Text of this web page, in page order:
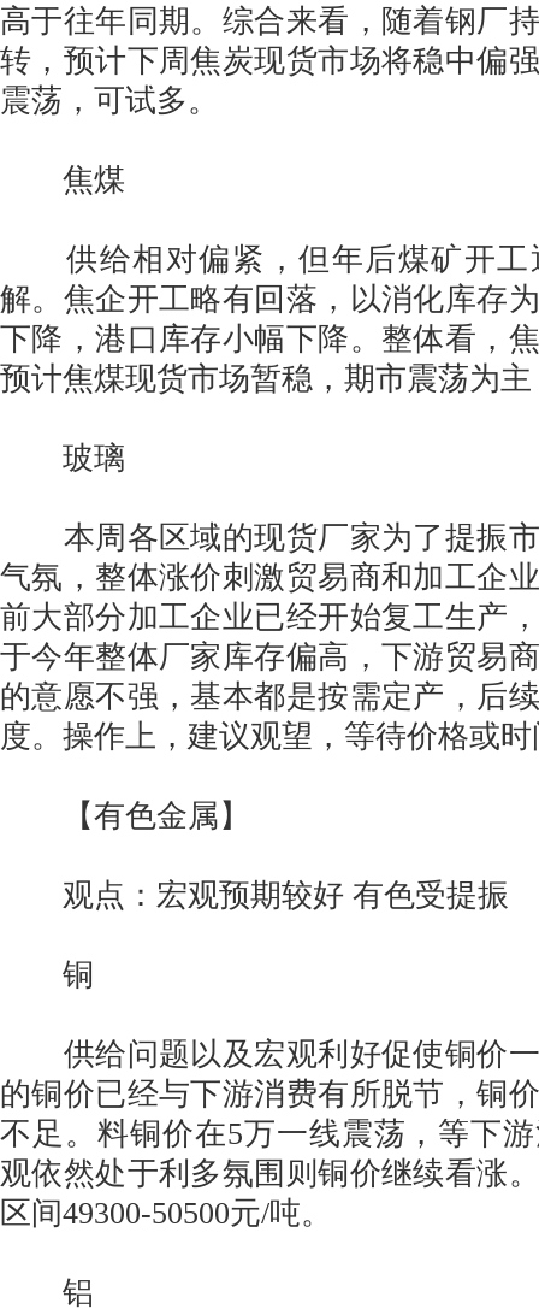
高于往年同期。综合来看，随着钢厂
转，预计下周焦炭现货市场将稳中偏
震荡，可试多。
焦煤
供给相对偏紧，但年后煤矿开工
解。焦企开工略有回落，以消化库存
下降，港口库存小幅下降。整体看，
预计焦煤现货市场暂稳，期市震荡为
玻璃
本周各区域的现货厂家为了提振市
气氛，整体涨价刺激贸易商和加工企
前大部分加工企业已经开始复工生产
于今年整体厂家库存偏高，下游贸易
的意愿不强，基本都是按需定产，后
度。操作上，建议观望，等待价格或
【有色金属】
观点：宏观预期较好 有色受提振
铜
供给问题以及宏观利好促使铜价一
的铜价已经与下游消费有所脱节，铜
不足。料铜价在5万一线震荡，等下
观依然处于利多氛围则铜价继续看涨
区间49300-50500元/吨。
铝